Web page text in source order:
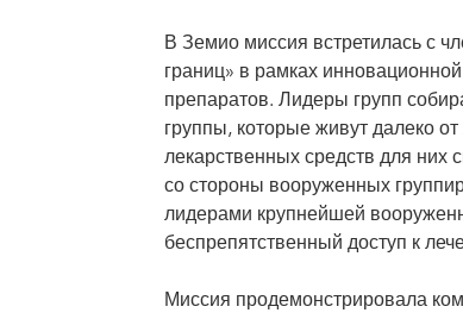
В Земио миссия встретилась с
границ» в рамках
препаратов. Лидеры групп
группы, которые живут далеко
лекарственных средств для них
со стороны вооруженных
лидерами крупнейшей
беспрепятственный доступ к
Миссия продемонстрировала